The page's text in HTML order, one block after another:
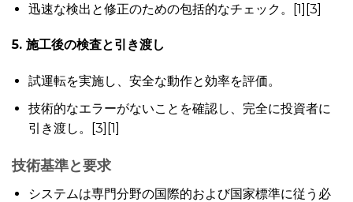
迅速な検出と修正のための包括的なチェック。[1][3]
5. 施工後の検査と引き渡し
試運転を実施し、安全な動作と効率を評価。
技術的なエラーがないことを確認し、完全に投資者に
引き渡し。[3][1]
技術基準と要求
システムは専門分野の国際的および国家標準に従う必